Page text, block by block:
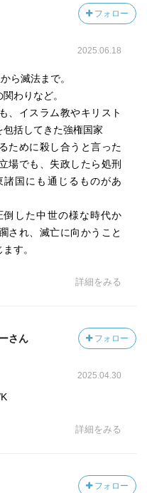
フォロー
2025.06.18
ら滅法まで。
わりなど。
、イスラム教やキリスト
括してきた強権国家
ために殺し合うと言った
場でも、失政したら処刑
国にも通じるものがあ
した中世の様な時代か
され、滅亡に向かうこと
す。
詳細をみる
さん フォロー
2025.04.30
詳細をみる
フォロー